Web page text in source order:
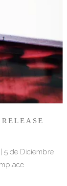
5 de Diciembre